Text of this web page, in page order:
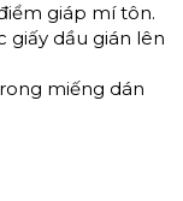
giáp mí tôn.
giấy dầu gián lên
miếng dán